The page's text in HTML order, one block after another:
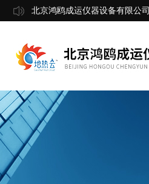
北京鸿鸥成运仪器设备有限公司